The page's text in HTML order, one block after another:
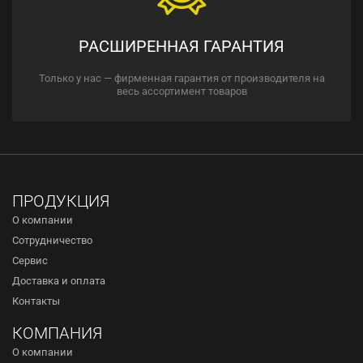
РАСШИРЕННАЯ ГАРАНТИЯ
Только у нас — фирменная гарантия от производителя на
весь ассортимент товаров
ПРОДУКЦИЯ
О компании
Сотрудничество
Сервис
Доставка и оплата
Контакты
КОМПАНИЯ
О компании